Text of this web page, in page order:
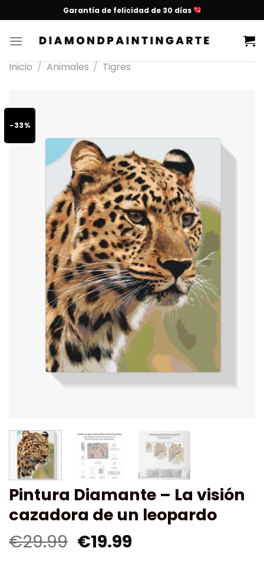
Garantía de felicidad de 30 días
Inicio / Animales / Tigres
-33%
Pintura Diamante – La visión
cazadora de un leopardo
€29.99 €19.99